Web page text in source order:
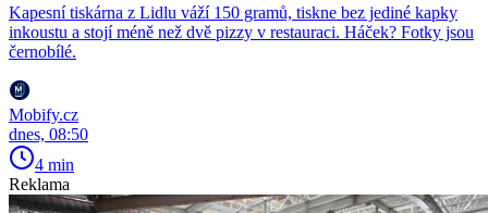
Kapesní tiskárna z Lidlu váží 150 gramů, tiskne bez jediné kapky
inkoustu a stojí méně než dvě pizzy v restauraci. Háček? Fotky jsou
černobílé.
Mobify.cz
dnes, 08:50
4 min
Reklama